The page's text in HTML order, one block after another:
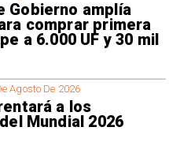
Gobierno amplía
comprar primera
a 6.000 UF y 30 mil
Agosto De 2026
a los
Mundial 2026